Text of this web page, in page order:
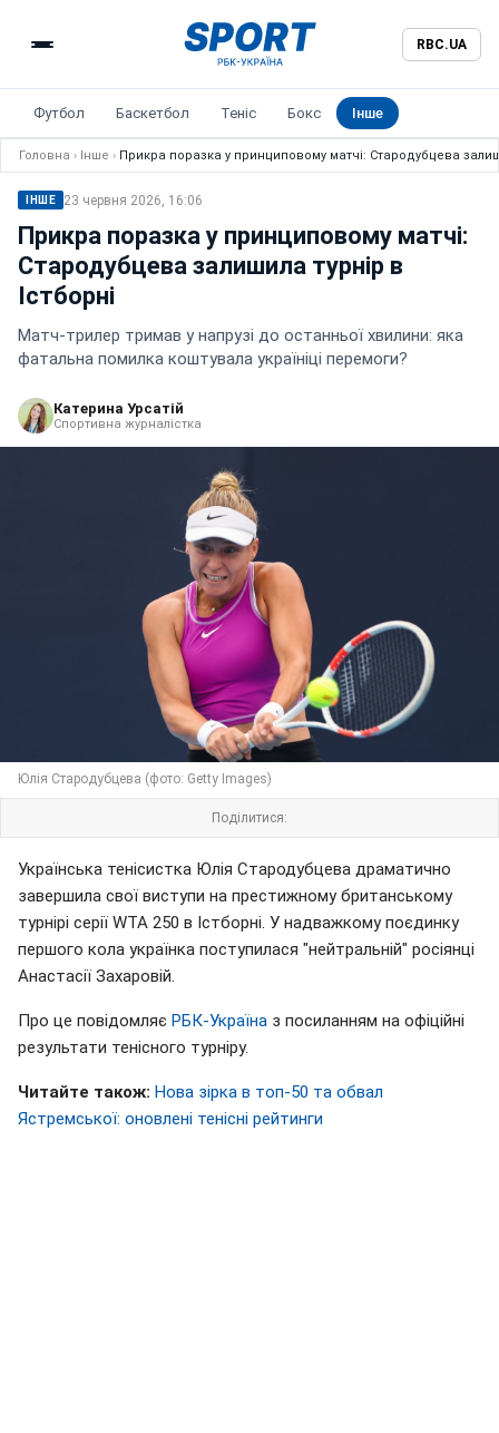
RBC.UA
Футбол Баскетбол Теніс Бокс Інше
Головна › Інше › Прикра поразка у принциповому матчі: Стародубцева
ІНШЕ 23 червня 2026, 16:06
Прикра поразка у принциповому матчі:
Стародубцева залишила турнір в
Істборні
Матч-трилер тримав у напрузі до останньої хвилини: яка
фатальна помилка коштувала україніці перемоги?
Катерина Урсатій
Спортивна журналістка
Юлія Стародубцева (фото: Getty Images)
Поділитися:
Українська тенісистка Юлія Стародубцева драматично
завершила свої виступи на престижному британському
турнірі серії WTA 250 в Істборні. У надважкому поєдинку
першого кола українка поступилася "нейтральній" росіянці
Анастасії Захаровій.
Про це повідомляє РБК-Україна з посиланням на офіційні
результати тенісного турніру.
Читайте також: Нова зірка в топ-50 та обвал
Ястремської: оновлені тенісні рейтинги